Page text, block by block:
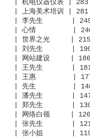
| 机电仪器仪表 | 283
| 上海美术培训 | 281
| 李先生       |
| 心情         |
| 世界之光     |
| 刘先生       |
| 网站建设     |
| 王先生       |
| 王惠         |
| 先生         |
| 潘先生       |
| 郑先生       |
| 网络白领     |
| 张先生       |
| 张小姐       |